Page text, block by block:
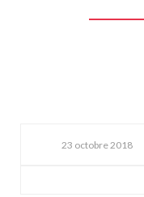
23 octobre 2018